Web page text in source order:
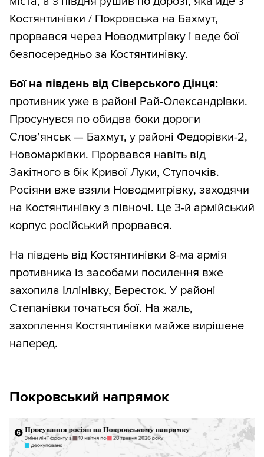
Костянтинівки / Покровська на Бахмут,
прорвався через Новодмитрівку і веде бої
безпосередньо за Костянтинівку.
Бої на південь від Сіверського Дінця:
противник уже в районі Рай-Олександрівки.
Просунувся по обидва боки дороги
Словʼянськ — Бахмут, у районі Федорівки-2,
Новомарківки. Прорвався навіть від
Закітного в бік Кривої Луки, Ступочків.
Росіяни вже взяли Новодмитрівку, заходячи
на Костянтинівку з півночі. Це 3-й армійський
корпус російський прорвався.
На південь від Костянтинівки 8-ма армія
противника із засобами посилення вже
захопила Іллінівку, Бересток. У районі
Степанівки точаться бої. На жаль,
захоплення Костянтинівки майже вирішене
наперед.
Покровський напрямок